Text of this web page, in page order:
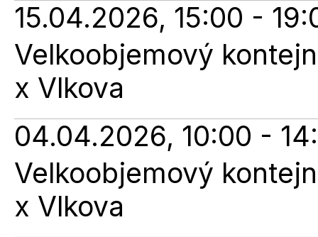
15.04.2026, 15:00 -
Velkoobjemový
x Vlkova
04.04.2026, 10:00 -
Velkoobjemový
x Vlkova